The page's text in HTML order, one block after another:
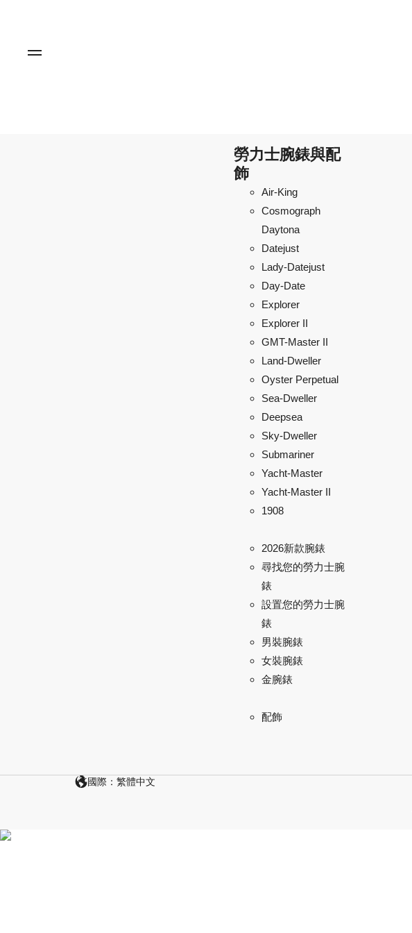
勞力士腕錶與配
飾
Air-King
Cosmograph
Daytona
Datejust
Lady-Datejust
Day-Date
Explorer
Explorer II
GMT-Master II
Land-Dweller
Oyster Perpetual
Sea-Dweller
Deepsea
Sky-Dweller
Submariner
Yacht-Master
Yacht-Master II
1908
2026新款腕錶
尋找您的勞力士腕
錶
設置您的勞力士腕
錶
男裝腕錶
女裝腕錶
金腕錶
配飾
國際：繁體中文